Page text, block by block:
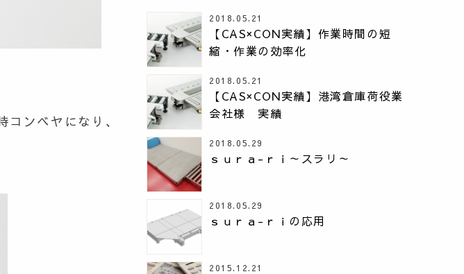
コンベヤになり、
2018.05.21
【CAS×CON実績】作業時間の短
縮・作業の効率化
2018.05.21
【CAS×CON実績】港湾倉庫荷役業
会社様 実績
2018.05.29
ｓｕｒａ-ｒｉ～スラリ～
2018.05.29
ｓｕｒａ-ｒｉの応用
2015.12.21